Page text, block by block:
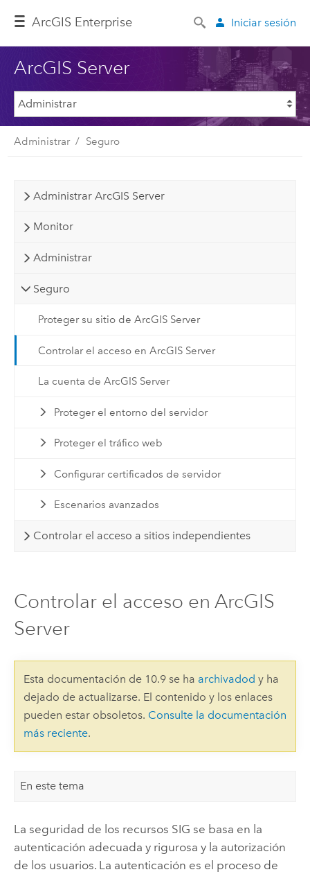
ArcGIS Enterprise Iniciar sesión
ArcGIS Server
Administrar Seguro
Administrar ArcGIS Server
Monitor
Administrar
Seguro
Proteger su sitio de ArcGIS Server
Controlar el acceso en ArcGIS Server
La cuenta de ArcGIS Server
Proteger el entorno del servidor
Proteger el tráfico web
Configurar certificados de servidor
Escenarios avanzados
Controlar el acceso a sitios independientes
Controlar el acceso en ArcGIS
Server
Esta documentación de 10.9 se ha archivadod y ha
dejado de actualizarse. El contenido y los enlaces
pueden estar obsoletos. Consulte la documentación
más reciente.
En este tema
La seguridad de los recursos SIG se basa en la
autenticación adecuada y rigurosa y la autorización
de los usuarios. La autenticación es el proceso de